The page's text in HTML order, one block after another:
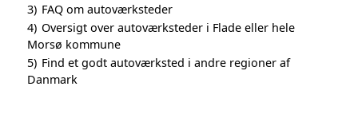
3) FAQ om autoværksteder
4) Oversigt over autoværksteder i Flade eller hele
Morsø kommune
5) Find et godt autoværksted i andre regioner af
Danmark